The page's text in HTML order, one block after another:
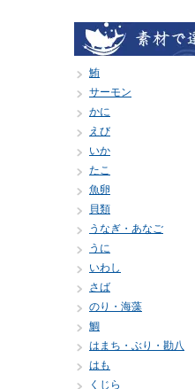
鮪
サーモン
かに
えび
いか
たこ
魚卵
貝類
うなぎ・あなご
うに
いわし
さば
のり・海藻
鯛
はまち・ぶり・勘八
はも
くじら